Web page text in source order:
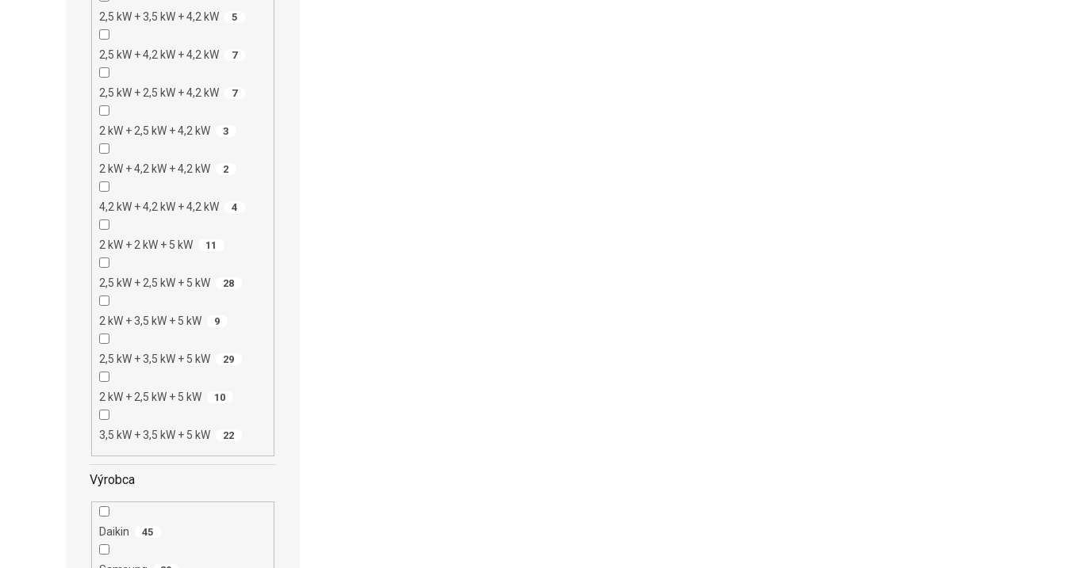
2,5 kW + 3,5 kW + 4,2 kW 5
2,5 kW + 4,2 kW + 4,2 kW 7
2,5 kW + 2,5 kW + 4,2 kW 7
2 kW + 2,5 kW + 4,2 kW 3
2 kW + 4,2 kW + 4,2 kW 2
4,2 kW + 4,2 kW + 4,2 kW 4
2 kW + 2 kW + 5 kW 11
2,5 kW + 2,5 kW + 5 kW 28
2 kW + 3,5 kW + 5 kW 9
2,5 kW + 3,5 kW + 5 kW 29
2 kW + 2,5 kW + 5 kW 10
3,5 kW + 3,5 kW + 5 kW 22
Výrobca
Daikin 45